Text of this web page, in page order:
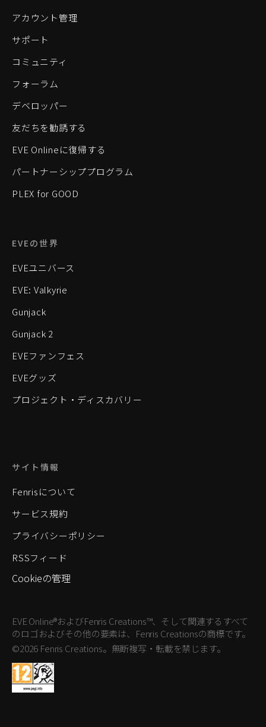
アカウント管理
サポート
コミュニティ
フォーラム
デベロッパー
友だちを勧誘する
EVE Onlineに復帰する
パートナーシッププログラム
PLEX for GOOD
EVEの世界
EVEユニバース
EVE: Valkyrie
Gunjack
Gunjack 2
EVEファンフェス
EVEグッズ
プロジェクト・ディスカバリー
サイト情報
Fenrisについて
サービス規約
プライバシーポリシー
RSSフィード
Cookieの管理
EVE Online®およびFenris Creations™、そして関連するすべて
のロゴおよびその他の要素は、Fenris Creationsの商標です。
©2026 Fenris Creations。無断複写・転載を禁じます。